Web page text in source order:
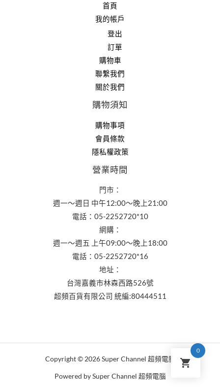
首頁
我的帳戶
登出
訂單
購物車
聯繫我們
關於我們
購物須知
購物事項
會員條款
隱私權政策
營業時間
門市：
週一～週日 中午12:00～晚上21:00
電話：05-2252720*10
網購：
週一～週五 上午09:00～晚上18:00
電話：05-2252720*16
地址：
台灣嘉義市林森西路526號
超頻百貨有限公司 統編:80444511
Copyright © 2026 Super Channel 超頻電腦
Powered by Super Channel 超頻電腦
0